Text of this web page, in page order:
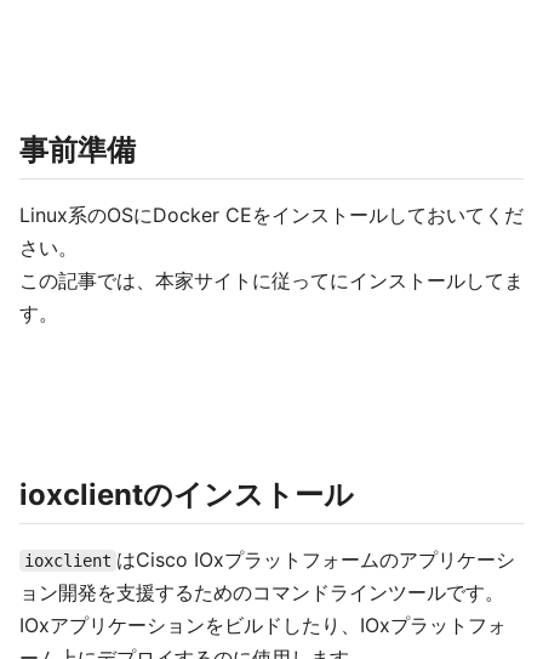
事前準備
Linux系のOSにDocker CEをインストールしておいてくだ
さい。
この記事では、本家サイトに従ってにインストールしてま
す。
ioxclientのインストール
ioxclient はCisco IOxプラットフォームのアプリケーシ
ョン開発を支援するためのコマンドラインツールです。
IOxアプリケーションをビルドしたり、IOxプラットフォ